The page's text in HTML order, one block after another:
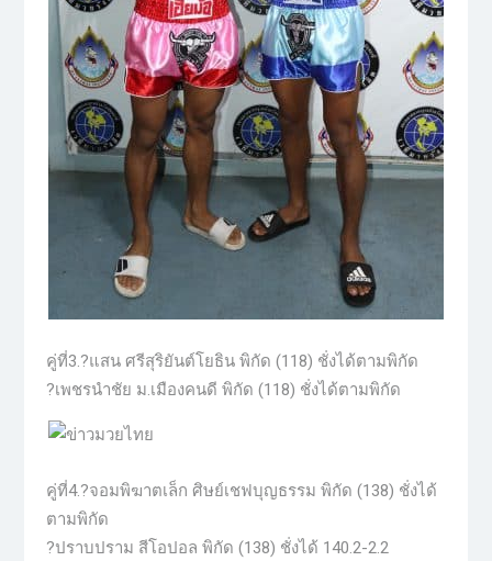
คู่ที่3.?แสน ศรีสุริยันต์โยธิน พิกัด (118) ชั่งได้ตามพิกัด
?เพชรนำชัย ม.เมืองคนดี พิกัด (118) ชั่งได้ตามพิกัด
คู่ที่4.?จอมพิฆาตเล็ก ศิษย์เชฟบุญธรรม พิกัด (138) ชั่งได้
ตามพิกัด
?ปราบปราม สีโอปอล พิกัด (138) ชั่งได้ 140.2-2.2